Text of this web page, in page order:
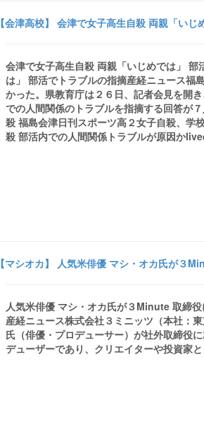
【会津高校】 会津で女子高生自殺 両親「い
会津で女子高生自殺 両親「いじめでは」
は」 部活でトラブルの指摘産経ニュース福
かった。県教育庁は２６日、記者会見を開
での人間関係のトラブルを指摘する回答が
殺 福島会津日刊スポーツ高２女子自殺、学
殺 部活内での人間関係トラブルが原因か
【マシオカ】 人気米俳優 マシ・オカ氏が３
人気米俳優 マシ・オカ氏が３Minute 取締
産経ニュース株式会社３ミニッツ（本社：
氏（俳優・プロデューサー）が社外取締役
デューザーであり、クリエイターや投資家